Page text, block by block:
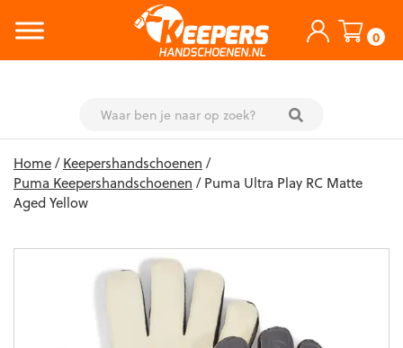
0
content
Home/Keepershandschoenen /
Puma Keepershandschoenen / Puma Ultra Play RC Matte
Aged Yellow